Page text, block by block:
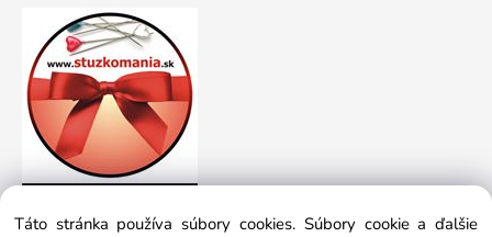
Táto stránka používa súbory cookies. Súbory cookie a ďalšie